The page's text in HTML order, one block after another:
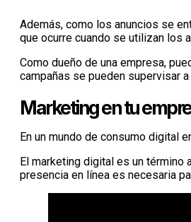
Además, como los anuncios se
que ocurre cuando se utilizan los
Como dueño de una empresa,
campañas se pueden supervisar
Marketing en tu
En un mundo de consumo digital
El marketing digital es un
presencia en línea es necesaria